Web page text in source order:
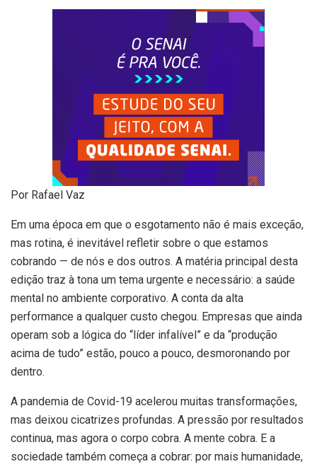
Por Rafael Vaz
Em uma época em que o esgotamento não é mais exceção,
mas rotina, é inevitável refletir sobre o que estamos
cobrando — de nós e dos outros. A matéria principal desta
edição traz à tona um tema urgente e necessário: a saúde
mental no ambiente corporativo. A conta da alta
performance a qualquer custo chegou. Empresas que ainda
operam sob a lógica do “líder infalível” e da “produção
acima de tudo” estão, pouco a pouco, desmoronando por
dentro.
A pandemia de Covid-19 acelerou muitas transformações,
mas deixou cicatrizes profundas. A pressão por resultados
continua, mas agora o corpo cobra. A mente cobra. E a
sociedade também começa a cobrar: por mais humanidade,